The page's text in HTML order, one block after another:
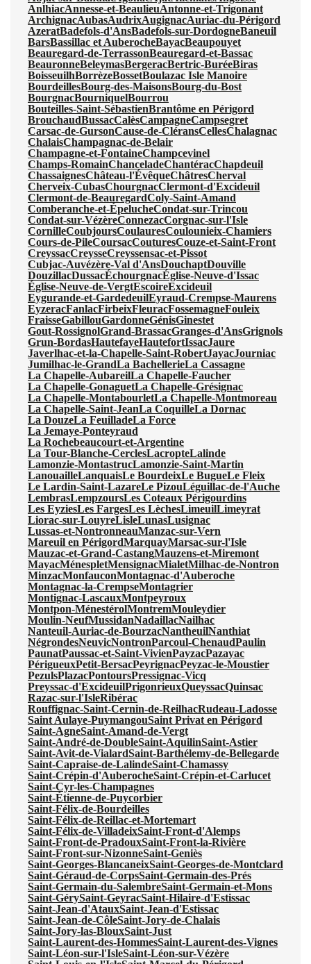
AnlhiacAnnesse-et-BeaulieuAntonne-et-Trigonant
ArchignacAubasAudrixAugignacAuriac-du-Périgord
AzeratBadefols-d'AnsBadefols-sur-DordogneBaneuil
BarsBassillac et AuberocheBayacBeaupouyet
Beauregard-de-TerrassonBeauregard-et-Bassac
BeauronneBeleymasBergeracBertric-BuréeBiras
BoisseuilhBorrèzeBossetBoulazac Isle Manoire
BourdeillesBourg-des-MaisonsBourg-du-Bost
BourgnacBourniquelBourrou
Bouteilles-Saint-SébastienBrantôme en Périgord
BrouchaudBussacCalèsCampagneCampsegret
Carsac-de-GursonCause-de-CléransCellesChalagnac
ChalaisChampagnac-de-Belair
Champagne-et-FontaineChampcevinel
Champs-RomainChanceladeChantéracChapdeuil
ChassaignesChâteau-l'ÉvêqueChâtresCherval
Cherveix-CubasChourgnacClermont-d'Excideuil
Clermont-de-BeauregardColy-Saint-Amand
Comberanche-et-ÉpelucheCondat-sur-Trincou
Condat-sur-VézèreConnezacCorgnac-sur-l'Isle
CornilleCoubjoursCoulauresCoulounieix-Chamiers
Cours-de-PileCoursacCouturesCouze-et-Saint-Front
CreyssacCreysseCreyssensac-et-Pissot
Cubjac-Auvézère-Val d'AnsDouchaptDouville
DouzillacDussacÉchourgnacÉglise-Neuve-d'Issac
Église-Neuve-de-VergtEscoireExcideuil
Eygurande-et-GardedeuilEyraud-Crempse-Maurens
EyzeracFanlacFirbeixFleuracFossemagneFouleix
FraisseGabillouGardonneGénisGinestet
Gout-RossignolGrand-BrassacGranges-d'AnsGrignols
Grun-BordasHautefayeHautefortIssacJaure
Javerlhac-et-la-Chapelle-Saint-RobertJayacJourniac
Jumilhac-le-GrandLa BachellerieLa Cassagne
La Chapelle-AubareilLa Chapelle-Faucher
La Chapelle-GonaguetLa Chapelle-Grésignac
La Chapelle-MontabourletLa Chapelle-Montmoreau
La Chapelle-Saint-JeanLa CoquilleLa Dornac
La DouzeLa FeuilladeLa Force
La Jemaye-Ponteyraud
La Rochebeaucourt-et-Argentine
La Tour-Blanche-CerclesLacropteLalinde
Lamonzie-MontastrucLamonzie-Saint-Martin
LanouailleLanquaisLe BourdeixLe BugueLe Fleix
Le Lardin-Saint-LazareLe PizouLéguillac-de-l'Auche
LembrasLempzoursLes Coteaux Périgourdins
Les EyziesLes FargesLes LèchesLimeuilLimeyrat
Liorac-sur-LouyreLisleLunasLusignac
Lussas-et-NontronneauManzac-sur-Vern
Mareuil en PérigordMarquayMarsac-sur-l'Isle
Mauzac-et-Grand-CastangMauzens-et-Miremont
MayacMénespletMensignacMialetMilhac-de-Nontron
MinzacMonfauconMontagnac-d'Auberoche
Montagnac-la-CrempseMontagrier
Montignac-LascauxMontpeyroux
Montpon-MénestérolMontremMouleydier
Moulin-NeufMussidanNadaillacNailhac
Nanteuil-Auriac-de-BourzacNantheuilNanthiat
NégrondesNeuvicNontronParcoul-ChenaudPaulin
PaunatPaussac-et-Saint-VivienPayzacPazayac
PérigueuxPetit-BersacPeyrignacPeyzac-le-Moustier
PezulsPlazacPontoursPressignac-Vicq
Preyssac-d'ExcideuilPrigonrieuxQueyssacQuinsac
Razac-sur-l'IsleRibérac
Rouffignac-Saint-Cernin-de-ReilhacRudeau-Ladosse
Saint Aulaye-PuymangouSaint Privat en Périgord
Saint-AgneSaint-Amand-de-Vergt
Saint-André-de-DoubleSaint-AquilinSaint-Astier
Saint-Avit-de-VialardSaint-Barthélemy-de-Bellegarde
Saint-Capraise-de-LalindeSaint-Chamassy
Saint-Crépin-d'AuberocheSaint-Crépin-et-Carlucet
Saint-Cyr-les-Champagnes
Saint-Étienne-de-Puycorbier
Saint-Félix-de-Bourdeilles
Saint-Félix-de-Reillac-et-Mortemart
Saint-Félix-de-VilladeixSaint-Front-d'Alemps
Saint-Front-de-PradouxSaint-Front-la-Rivière
Saint-Front-sur-NizonneSaint-Geniès
Saint-Georges-BlancaneixSaint-Georges-de-Montclard
Saint-Géraud-de-CorpsSaint-Germain-des-Prés
Saint-Germain-du-SalembreSaint-Germain-et-Mons
Saint-GérySaint-GeyracSaint-Hilaire-d'Estissac
Saint-Jean-d'AtauxSaint-Jean-d'Estissac
Saint-Jean-de-CôleSaint-Jory-de-Chalais
Saint-Jory-las-BlouxSaint-Just
Saint-Laurent-des-HommesSaint-Laurent-des-Vignes
Saint-Léon-sur-l'IsleSaint-Léon-sur-Vézère